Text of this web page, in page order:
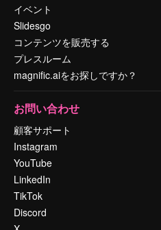
イベント
Slidesgo
コンテンツを販売する
プレスルーム
magnific.aiをお探しですか？
お問い合わせ
顧客サポート
Instagram
YouTube
LinkedIn
TikTok
Discord